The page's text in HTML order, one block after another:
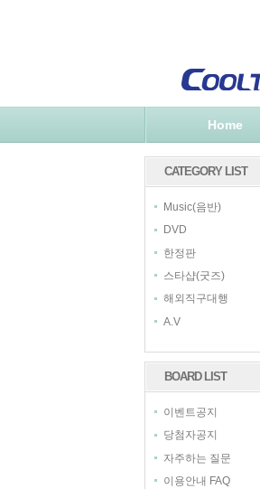
Home
CATEGORY LIST
Music(음반)
DVD
한정판
스타샵(굿즈)
해외직구대행
A.V
BOARD LIST
이벤트공지
당첨자공지
자주하는 질문
이용안내 FAQ